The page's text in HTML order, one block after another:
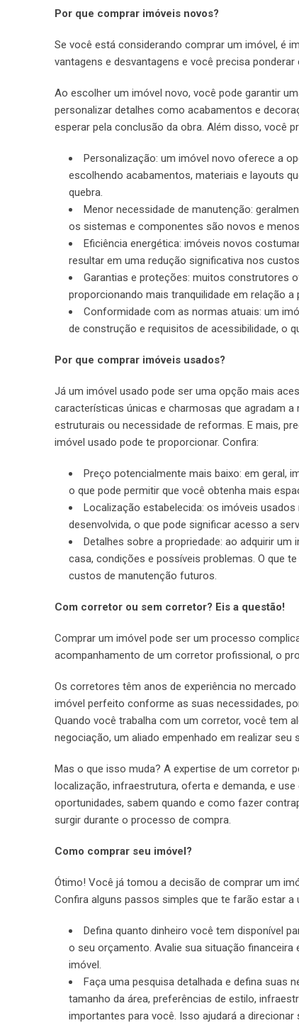
Por que comprar imóveis novos?
Se você está considerando comprar um imóvel, é
vantagens e desvantagens e você precisa
Ao escolher um imóvel novo, você pode garantir
personalizar detalhes como acabamentos e
esperar pela conclusão da obra. Além disso, você
Personalização: um imóvel novo oferece a
escolhendo acabamentos, materiais e layouts
quebra.
Menor necessidade de manutenção:
os sistemas e componentes são novos e
Eficiência energética: imóveis novos
resultar em uma redução significativa nos
Garantias e proteções: muitos construtores
proporcionando mais tranquilidade em relação
Conformidade com as normas atuais: um
de construção e requisitos de acessibilidade, o
Por que comprar imóveis usados?
Já um imóvel usado pode ser uma opção mais
características únicas e charmosas que agradam
estruturais ou necessidade de reformas. E mais,
imóvel usado pode te proporcionar. Confira:
Preço potencialmente mais baixo: em geral,
o que pode permitir que você obtenha mais
Localização estabelecida: os imóveis
desenvolvida, o que pode significar acesso a
Detalhes sobre a propriedade: ao adquirir
casa, condições e possíveis problemas. O que
custos de manutenção futuros.
Com corretor ou sem corretor? Eis a questão!
Comprar um imóvel pode ser um processo
acompanhamento de um corretor profissional, o
Os corretores têm anos de experiência no
imóvel perfeito conforme as suas necessidades,
Quando você trabalha com um corretor, você tem
negociação, um aliado empenhado em realizar seu
Mas o que isso muda? A expertise de um corretor
localização, infraestrutura, oferta e demanda, e
oportunidades, sabem quando e como fazer
surgir durante o processo de compra.
Como comprar seu imóvel?
Ótimo! Você já tomou a decisão de comprar um
Confira alguns passos simples que te farão estar a
Defina quanto dinheiro você tem disponível
o seu orçamento. Avalie sua situação
imóvel.
Faça uma pesquisa detalhada e defina suas
tamanho da área, preferências de estilo,
importantes para você. Isso ajudará a